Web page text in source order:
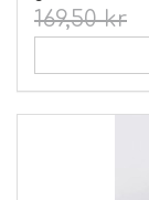
169,50 kr